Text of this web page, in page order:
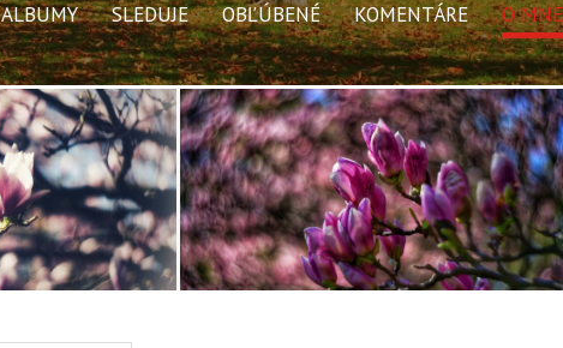
ALBUMY SLEDUJE OBĽÚBENÉ KOMENTÁRE O MNE